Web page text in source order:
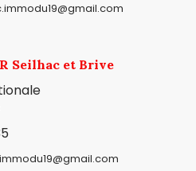
Seilhac et Brive